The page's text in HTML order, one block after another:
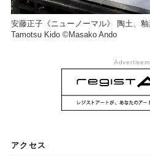
安藤正子《ニューノーマル》 陶土、
Tamotsu Kido ©Masako Ando
アクセス
〒377-0027 群馬県渋川市金井2855-